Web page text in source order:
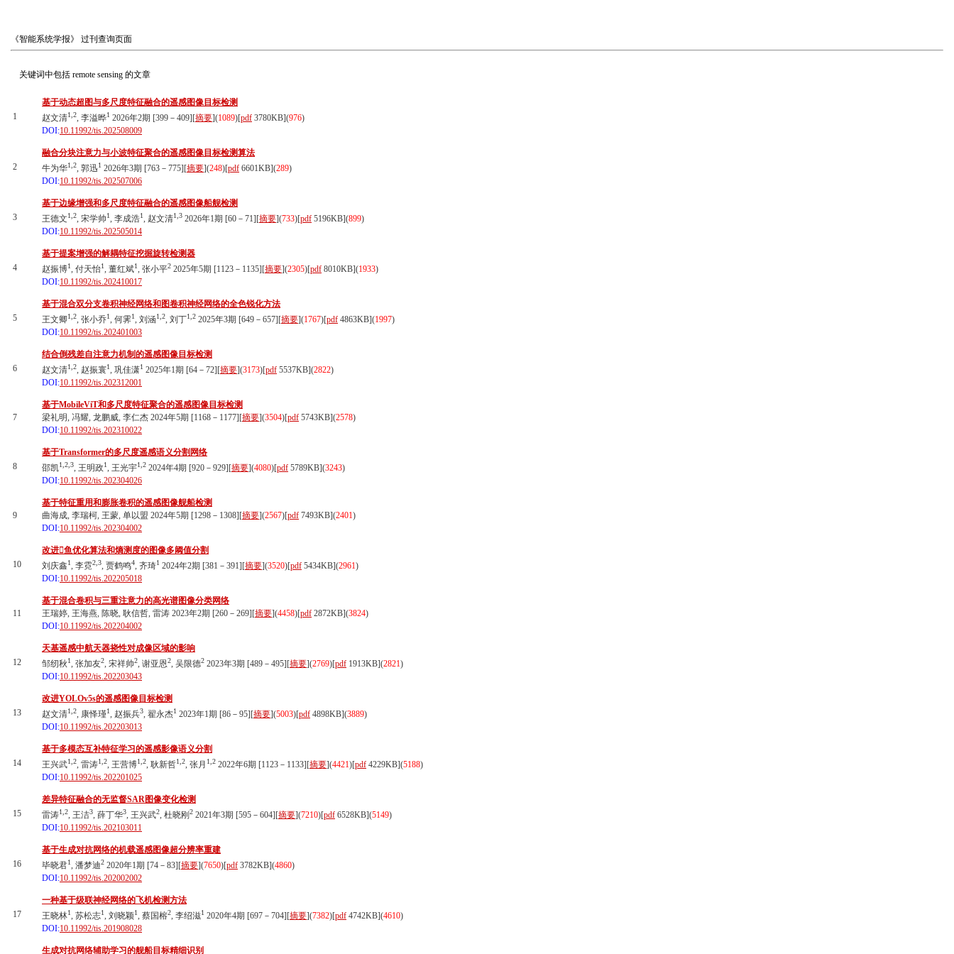
《智能系统学报》 过刊查询页面
关键词中包括 remote sensing 的文章
1
基于动态超图与多尺度特征融合的遥感图像目标检测
赵文清1,2, 李溢晔1 2026年2期 [399－409][摘要](1089)[pdf 3780KB](976)
DOI:10.11992/tis.202508009
2
融合分块注意力与小波特征聚合的遥感图像目标检测算法
牛为华1,2, 郭迅1 2026年3期 [763－775][摘要](248)[pdf 6601KB](289)
DOI:10.11992/tis.202507006
3
基于边缘增强和多尺度特征融合的遥感图像船舰检测
王德文1,2, 宋学帅1, 李成浩1, 赵文清1,3 2026年1期 [60－71][摘要](733)[pdf 5196KB](899)
DOI:10.11992/tis.202505014
4
基于提案增强的解耦特征挖掘旋转检测器
赵振博1, 付天怡1, 董红斌1, 张小平2 2025年5期 [1123－1135][摘要](2305)[pdf 8010KB](1933)
DOI:10.11992/tis.202410017
5
基于混合双分支卷积神经网络和图卷积神经网络的全色锐化方法
王文卿1,2, 张小乔1, 何霁1, 刘涵1,2, 刘丁1,2 2025年3期 [649－657][摘要](1767)[pdf 4863KB](1997)
DOI:10.11992/tis.202401003
6
结合倒残差自注意力机制的遥感图像目标检测
赵文清1,2, 赵振寰1, 巩佳潇1 2025年1期 [64－72][摘要](3173)[pdf 5537KB](2822)
DOI:10.11992/tis.202312001
7
基于MobileViT和多尺度特征聚合的遥感图像目标检测
梁礼明, 冯耀, 龙鹏威, 李仁杰 2024年5期 [1168－1177][摘要](3504)[pdf 5743KB](2578)
DOI:10.11992/tis.202310022
8
基于Transformer的多尺度遥感语义分割网络
邵凯1,2,3, 王明政1, 王光宇1,2 2024年4期 [920－929][摘要](4080)[pdf 5789KB](3243)
DOI:10.11992/tis.202304026
9
基于特征重用和膨胀卷积的遥感图像舰船检测
曲海成, 李瑞柯, 王蒙, 单以盟 2024年5期 [1298－1308][摘要](2567)[pdf 7493KB](2401)
DOI:10.11992/tis.202304002
10
改进鱼优化算法和熵测度的图像多阈值分割
刘庆鑫1, 李霓2,3, 贾鹤鸣4, 齐琦1 2024年2期 [381－391][摘要](3520)[pdf 5434KB](2961)
DOI:10.11992/tis.202205018
11
基于混合卷积与三重注意力的高光谱图像分类网络
王瑞婷, 王海燕, 陈晓, 耿信哲, 雷涛 2023年2期 [260－269][摘要](4458)[pdf 2872KB](3824)
DOI:10.11992/tis.202204002
12
天基遥感中航天器挠性对成像区域的影响
邹纫秋1, 张加友2, 宋祥帅2, 谢亚恩2, 吴限德2 2023年3期 [489－495][摘要](2769)[pdf 1913KB](2821)
DOI:10.11992/tis.202203043
13
改进YOLOv5s的遥感图像目标检测
赵文清1,2, 康怿瑾1, 赵振兵3, 翟永杰1 2023年1期 [86－95][摘要](5003)[pdf 4898KB](3889)
DOI:10.11992/tis.202203013
14
基于多模态互补特征学习的遥感影像语义分割
王兴武1,2, 雷涛1,2, 王营博1,2, 耿新哲1,2, 张月 1,2 2022年6期 [1123－1133][摘要](4421)[pdf 4229KB](5188)
DOI:10.11992/tis.202201025
15
差异特征融合的无监督SAR图像变化检测
雷涛1,2, 王洁3, 薛丁华3, 王兴武2, 杜晓刚 2 2021年3期 [595－604][摘要](7210)[pdf 6528KB](5149)
DOI:10.11992/tis.202103011
16
基于生成对抗网络的机载遥感图像超分辨率重建
毕晓君1, 潘梦迪2 2020年1期 [74－83][摘要](7650)[pdf 3782KB](4860)
DOI:10.11992/tis.202002002
17
一种基于级联神经网络的飞机检测方法
王晓林1, 苏松志1, 刘晓颖1, 蔡国榕2, 李绍滋1 2020年4期 [697－704][摘要](7382)[pdf 4742KB](4610)
DOI:10.11992/tis.201908028
生成对抗网络辅助学习的舰船目标精细识别